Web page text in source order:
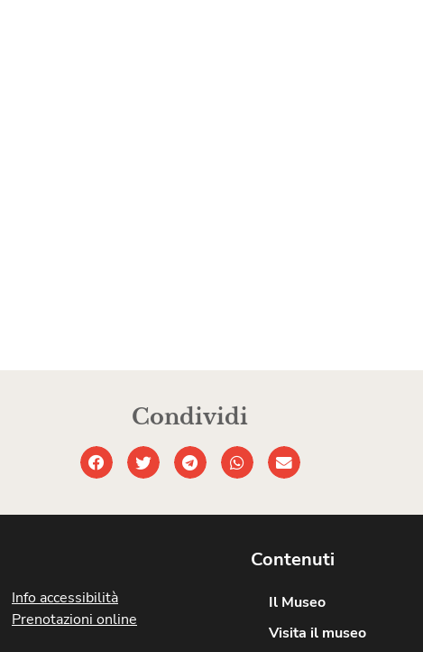
Condividi
Info accessibilità
Prenotazioni online
Contenuti
Il Museo
Visita il museo